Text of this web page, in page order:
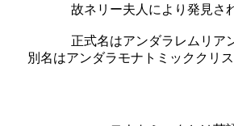
故ネリー夫人により発見さ
正式名はアンダラレムリア
別名はアンダラモナトミッククリ